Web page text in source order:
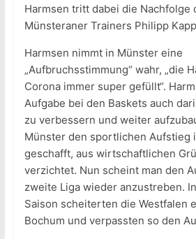
Harmsen tritt dabei die Nachfolge
Münsteraner Trainers Philipp
Harmsen nimmt in Münster eine
„Aufbruchsstimmung“ wahr, „die
Corona immer super gefüllt“.
Aufgabe bei den Baskets auch
zu verbessern und weiter
Münster den sportlichen Aufstieg
geschafft, aus wirtschaftlichen
verzichtet. Nun scheint man den
zweite Liga wieder anzustreben.
Saison scheiterten die Westfalen
Bochum und verpassten so den